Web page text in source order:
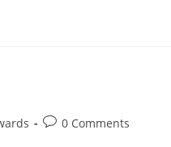
Post0 Comments